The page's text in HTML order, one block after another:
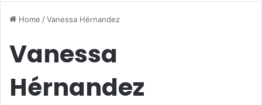
Home /Vanessa Hérnandez
Vanessa
Hérnandez